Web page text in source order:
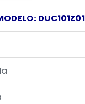
DUC101Z01